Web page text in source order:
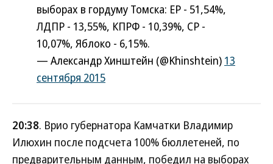
выборах в гордуму Томска: ЕР - 51,54%,
ЛДПР - 13,55%, КПРФ - 10,39%, СР -
10,07%, Яблоко - 6,15%.
— Александр Хинштейн (@Khinshtein) 13
сентября 2015
20:38. Врио губернатора Камчатки Владимир
Илюхин после подсчета 100% бюллетеней, по
предварительным данным, победил на выборах